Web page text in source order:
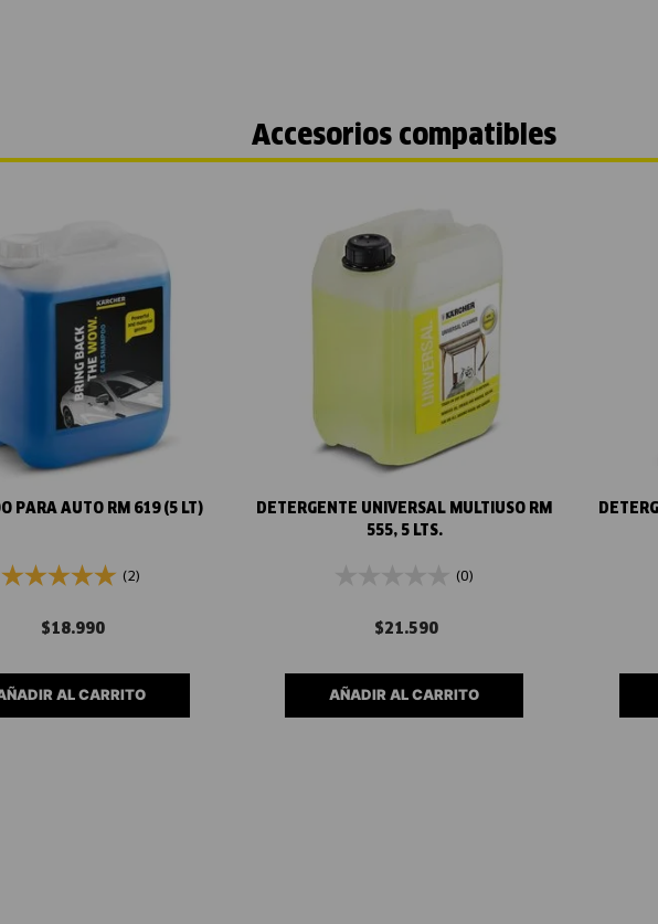
Accesorios compatibles
PARA AUTO RM 619 (5 LT)
(2)
$18.990
AL CARRITO
DETERGENTE UNIVERSAL MULTIUSO RM
555, 5 LTS.
(0)
$21.590
AÑADIR AL CARRITO